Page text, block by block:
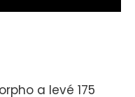
a levé 175